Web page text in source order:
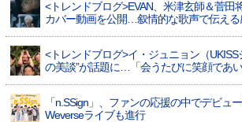
<トレンドブログ>EVAN、米津玄師＆菅田
カバー動画を公開…叙情的な歌声で伝える
<トレンドブログ>イ・ジュニョン（UKISS
の美談”が話題に…「会うたびに笑顔であい
「n.SSign」、ファンの応援の中でデビュ
Weverseライブも進行